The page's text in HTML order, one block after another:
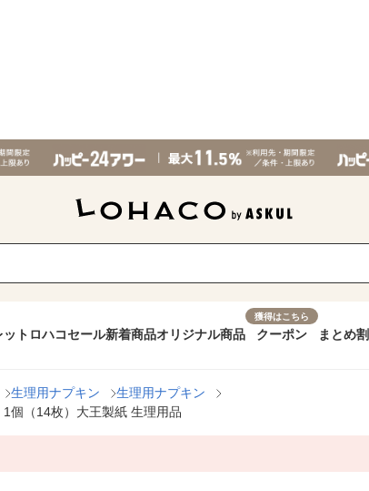
ット ロハコセール新着商品オリジナル商品
獲得はこちら
クーポン まとめ割
生理用ナプキン
生理用ナプキン
個（14枚）大王製紙 生理用品